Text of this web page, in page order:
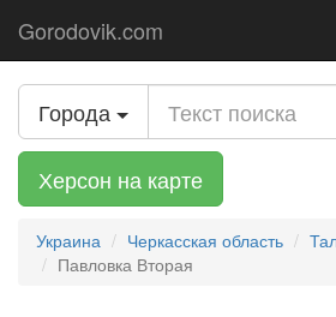
Gorodovik.com
Города
Херсон на карте
Украина Черкасская область
Павловка Вторая